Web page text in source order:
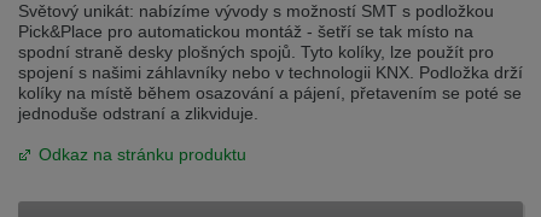
Světový unikát: nabízíme vývody s možností SMT s podložkou
Pick&Place pro automatickou montáž - šetří se tak místo na
spodní straně desky plošných spojů. Tyto kolíky, lze použít pro
spojení s našimi záhlavníky nebo v technologii KNX. Podložka drží
kolíky na místě během osazování a pájení, přetavením se poté se
jednoduše odstraní a zlikviduje.
Odkaz na stránku produktu